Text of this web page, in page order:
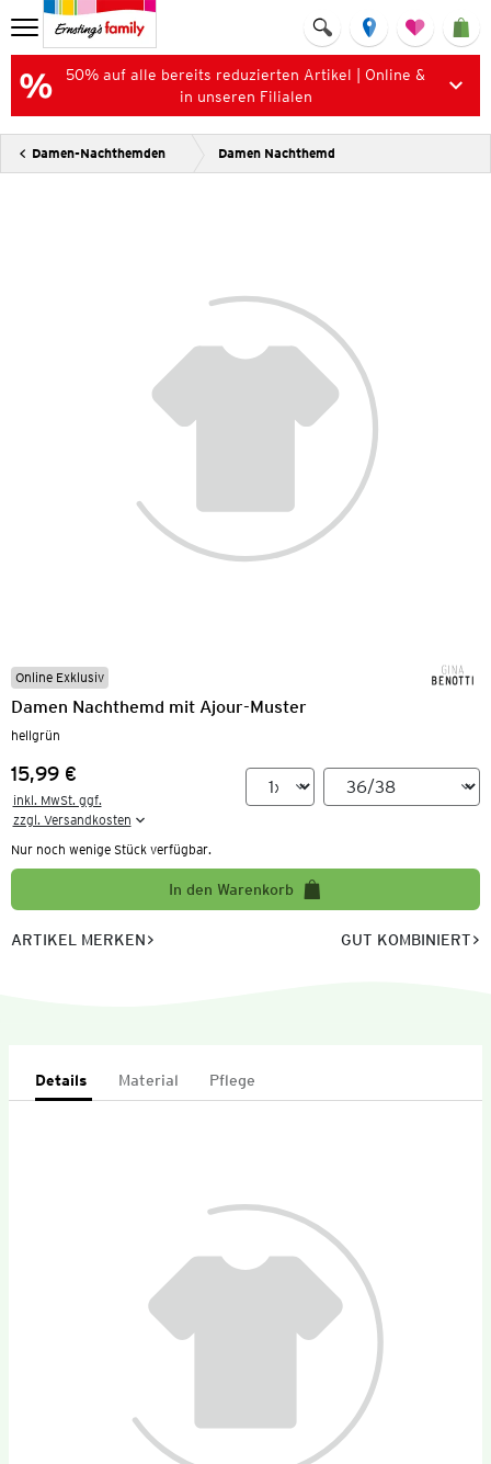
50% auf alle bereits reduzierten Artikel | Online &
in unseren Filialen
Damen-Nachthemden Damen Nachthemd
Online Exklusiv
Damen Nachthemd mit Ajour-Muster
hellgrün
Preis:
15,99 €
inkl. MwSt. ggf.
zzgl. Versandkosten
Nur noch wenige Stück verfügbar.
In den Warenkorb
ARTIKEL MERKEN GUT KOMBINIERT
Details Material Pflege